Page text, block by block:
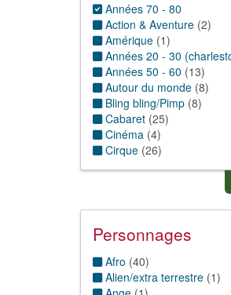
Années 70 - 80
Action & Aventure (2)
Amérique (1)
Années 20 - 30
Années 50 - 60 (13)
Autour du monde (8)
Bling bling/Pimp (8)
Cabaret (25)
Cinéma (4)
Cirque (26)
Conte de fée(9)
Exotique/Hawai/antilles(
Fantastique/futuriste/
fiction(2)
Folklorique
Hippie thème(12)
Horreur(
Personnages
Afro (40)
Alien/extra terrestre (1)